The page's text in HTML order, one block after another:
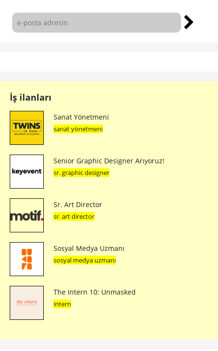
İş ilanları
Sanat Yönetmeni
sanat yönetmeni
Senior Graphic Designer Arıyoruz!
sr. graphic designer
Sr. Art Director
sr. art director
Sosyal Medya Uzmanı
sosyal medya uzmanı
The Intern 10: Unmasked
intern